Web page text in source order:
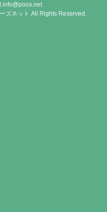
info@poos.net
ズネット All Rights Reserved.